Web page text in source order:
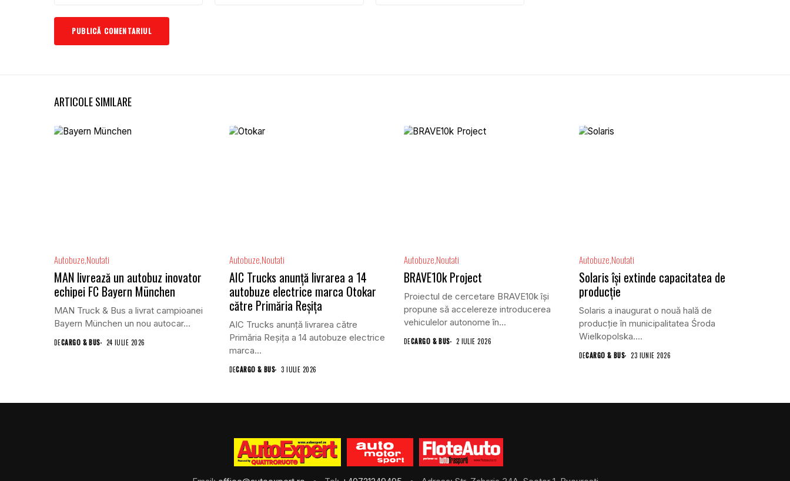
ARTICOLE SIMILARE
Autobuze Noutati
MAN livrează un autobuz inovator
echipei FC Bayern München
MAN Truck & Bus a livrat campioanei
Bayern München un nou autocar...
DECARGO & BUS 24 IULIE 2026
Autobuze Noutati
AIC Trucks anunță livrarea a 14
autobuze electrice marca Otokar
către Primăria Reșița
AIC Trucks anunță livrarea către
Primăria Reșița a 14 autobuze electrice
marca...
DECARGO & BUS 3 IULIE 2026
Autobuze Noutati
BRAVE10k Project
Proiectul de cercetare BRAVE10k își
propune să accelereze introducerea
vehiculelor autonome în...
DECARGO & BUS 2 IULIE 2026
Autobuze Noutati
Solaris își extinde capacitatea de
producție
Solaris a inaugurat o nouă hală de
producție în municipalitatea Środa
Wielkopolska....
DECARGO & BUS 23 IUNIE 2026